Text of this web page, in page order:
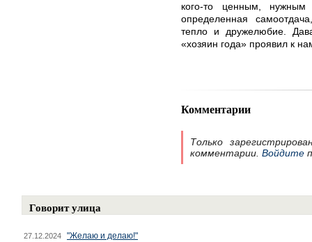
кого-то ценным,
определенная
тепло и дружелюбие.
«хозяин года» проявил к
Комментарии
Только
комментарии. Войдите
Говорит улица
27.12.2024 "Желаю и делаю!"